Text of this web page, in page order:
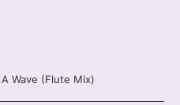
A Wave (Flute Mix)